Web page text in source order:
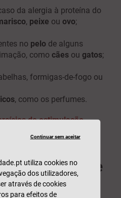
da alergia à proteína do
, peixe ou ovo;
no pelo de alguns
como cães ou gatos;
formigas-de-fogo ou
, como os perfumes.
de estimulação
na pele
Continuar sem aceitar
utiliza cookies no
dos utilizadores,
através de cookies
para efeitos de